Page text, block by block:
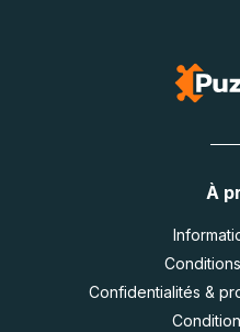
À
Confidentialités &